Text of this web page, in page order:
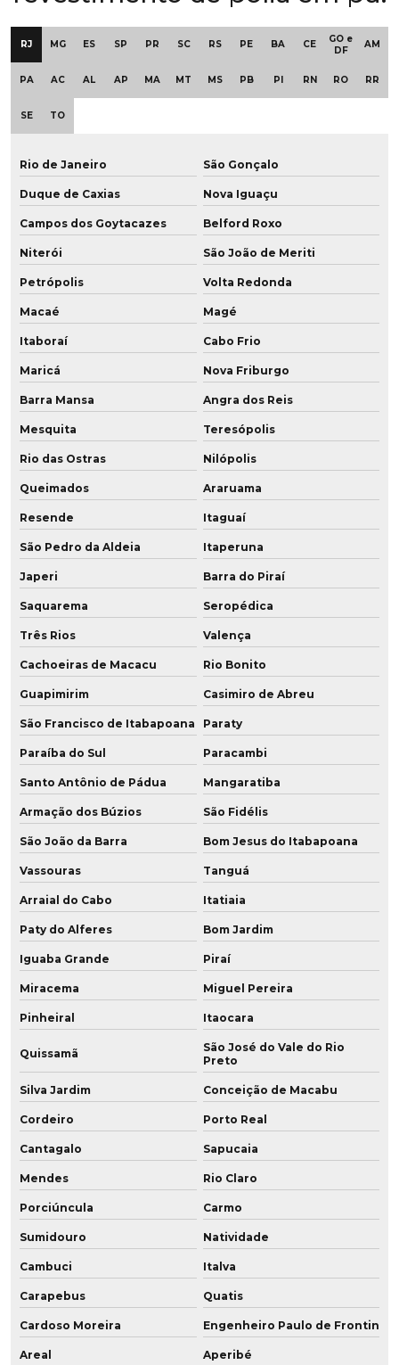
Empresa de revestimento de polia
Empresa de revestimento de polia em pu
Empresa de roda vulkollan para frigoríficos
Empresa de rodas em poliuretano
Empresa de roldana em poliuretano sob medida
Empresa de roldana em pu baixa dureza
Fábrica de buchas de poliuretano
Fábrica de chapa de pu
Fábrica de chapas de poliuretano
Fábrica placa poliuretano
Fábrica de placa de pu
Fábrica de poliuretano
Fábrica de poliuretano aditivado
Fábrica de poliuretano com grafeno
Fábrica de poliuretano no brasil
Fábrica de poliuretano em sp
Fabricação de chapa de poliuretano
Fabricação de chapa de pu
Fabricação de peças em poliuretano
Fabricação de peças em pu
Fabricação de placa de poliuretano
Fabricação de placa de pu
Fabricação de poliuretano
Fabricação de poliuretano aditivado
Fabricação de roda de grafeno para empilhadeira
Fabricante de chapa de poliuretano
Fabricante de chapa de pu
Fabricante de perfil para mineração
Fabricante de placa de poliuretano
Fabricante de placa de pu
Fabricante de polia em baixa dureza
RJ MG ES SP PR SC RS PE BA CE
GO e
DF
AM
PA AC AL AP MA MT MS PB PI RN RO RR
SE TO
Rio de Janeiro São Gonçalo
Duque de Caxias Nova Iguaçu
Campos dos Goytacazes Belford Roxo
Niterói São João de Meriti
Petrópolis Volta Redonda
Macaé Magé
Itaboraí Cabo Frio
Maricá Nova Friburgo
Barra Mansa Angra dos Reis
Mesquita Teresópolis
Rio das Ostras Nilópolis
Queimados Araruama
Resende Itaguaí
São Pedro da Aldeia Itaperuna
Japeri Barra do Piraí
Saquarema Seropédica
Três Rios Valença
Cachoeiras de Macacu Rio Bonito
Guapimirim Casimiro de Abreu
São Francisco de Itabapoana Paraty
Paraíba do Sul Paracambi
Santo Antônio de Pádua Mangaratiba
Armação dos Búzios São Fidélis
São João da Barra Bom Jesus do Itabapoana
Vassouras Tanguá
Arraial do Cabo Itatiaia
Paty do Alferes Bom Jardim
Iguaba Grande Piraí
Miracema Miguel Pereira
Pinheiral Itaocara
Quissamã
São José do Vale do Rio
Preto
Silva Jardim Conceição de Macabu
Cordeiro Porto Real
Cantagalo Sapucaia
Mendes Rio Claro
Porciúncula Carmo
Sumidouro Natividade
Cambuci Italva
Carapebus Quatis
Cardoso Moreira Engenheiro Paulo de Frontin
Areal Aperibé